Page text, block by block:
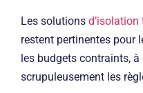
Les solutions
restent pertinentes pour
les budgets contraints,
scrupuleusement les